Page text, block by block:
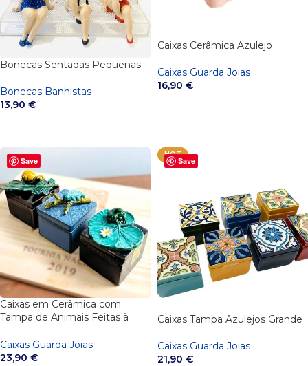
Bonecas Sentadas Pequenas
Bonecas Banhistas
13,90 €
Caixas Cerâmica Azulejo
Caixas Guarda Joias
16,90 €
Save
Caixas em Cerâmica com
Tampa de Animais Feitas à
Caixas Guarda Joias
23,90 €
Save
HOT
Caixas Tampa Azulejos Grande
Caixas Guarda Joias
21,90 €